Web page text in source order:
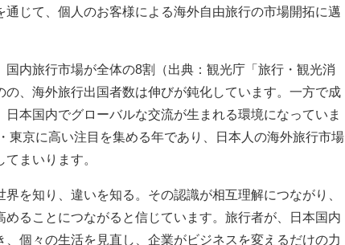
通じて、個人のお客様による海外自由旅行の市場開拓に邁
内旅行市場が全体の8割（出典：観光庁「旅行・観光消
の、海外旅行出国者数は伸びが鈍化しています。一方で成
本国内でグローバルな交流が生まれる環境になっていま
東京に高い注目を集める年であり、日本人の海外旅行市場
まいります。
を知り、違いを知る。その認識が相互理解につながり、
めることにつながると信じています。旅行者が、日本国内
個々の生活を見直し、企業がビジネスを変えるだけの力